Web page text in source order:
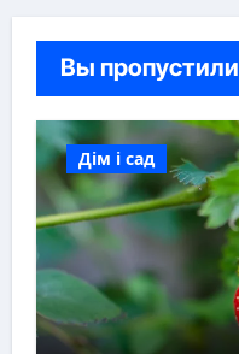
Вы пропустили
Дім і сад